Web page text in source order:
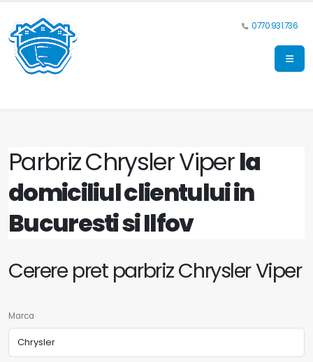
0770.931.736
Parbriz Chrysler Viperla
domiciliul clientului in
Bucuresti si Ilfov
Cerere pret parbriz Chrysler Viper
Marca